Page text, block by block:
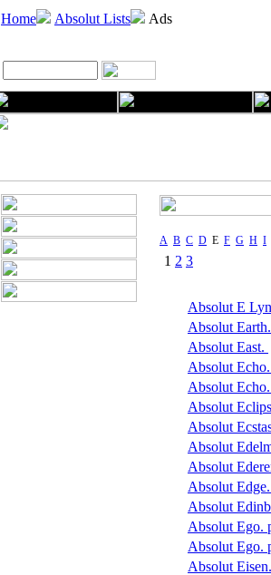
Home Absolut Lists Ads
A B C D E F G H I
1 2 3
Absolut E
Absolut
Absolut East.
Absolut
Absolut
Absolut
Absolut
Absolut
Absolut
Absolut
Absolut
Absolut Ego.
Absolut Ego.
Absolut